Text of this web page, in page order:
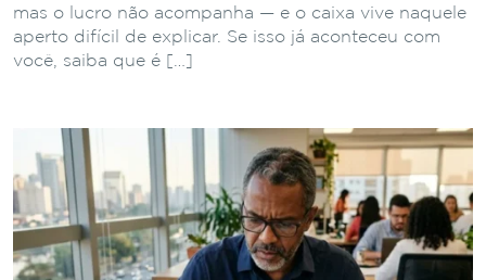
mas o lucro não acompanha — e o caixa vive naquele
aperto difícil de explicar. Se isso já aconteceu com
você, saiba que é […]